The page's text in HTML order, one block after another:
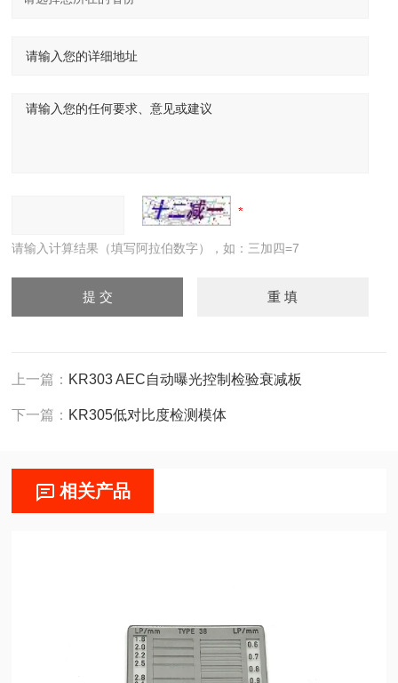
请输入计算结果（填写阿拉伯数字），如：三加四=7
上一篇： KR303 AEC自动曝光控制检验衰减板
下一篇： KR305低对比度检测模体
相关产品